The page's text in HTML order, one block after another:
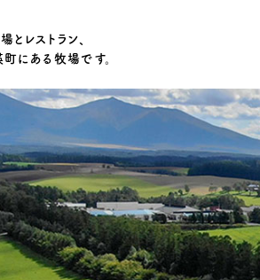
レストラン、
にある牧場です。